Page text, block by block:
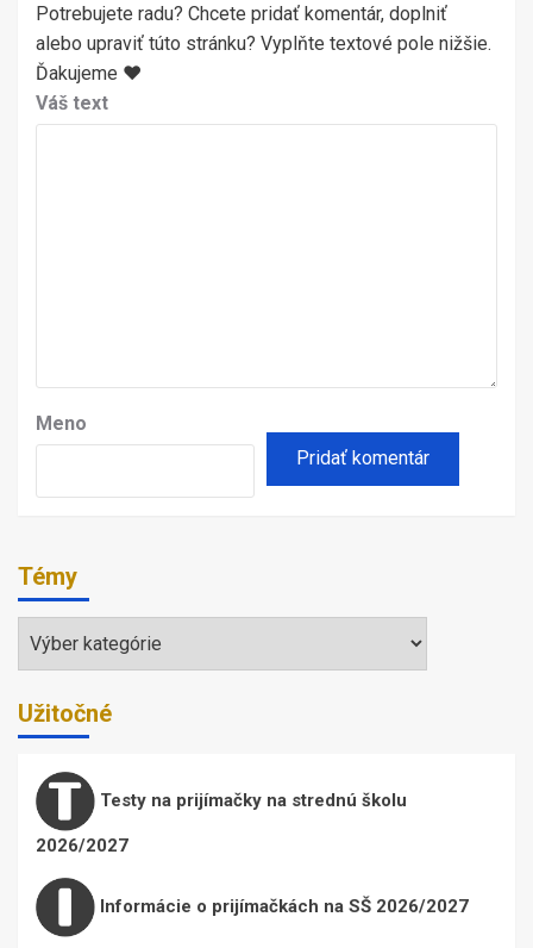
Potrebujete radu? Chcete pridať komentár, doplniť
alebo upraviť túto stránku? Vyplňte textové pole nižšie.
Ďakujeme ♥
Váš text
Meno
Témy
Témy
Užitočné
Testy na prijímačky na strednú školu
2026/2027
Informácie o prijímačkách na SŠ 2026/2027